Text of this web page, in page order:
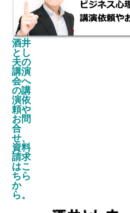
酒井
とし
夫の
講演
会へ
の講
演依
頼や
お問
合
せ、
資料
請求
はこ
ちら
か
ら。